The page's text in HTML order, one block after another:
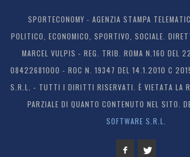
SPORTECONOMY - AGENZIA STAMPA
POLITICO, ECONOMICO, SPORTIVO, SOCIALE.
MARCEL VULPIS - REG. TRIB. ROMA N.160 DEL
08422681000 - ROC N. 19347 DEL 14.1.2010 C
S.R.L. - TUTTI I DIRITTI RISERVATI. È VIETATA LA
PARZIALE DI QUANTO CONTENUTO NEL SITO.
SOFTWARE S.R.L.